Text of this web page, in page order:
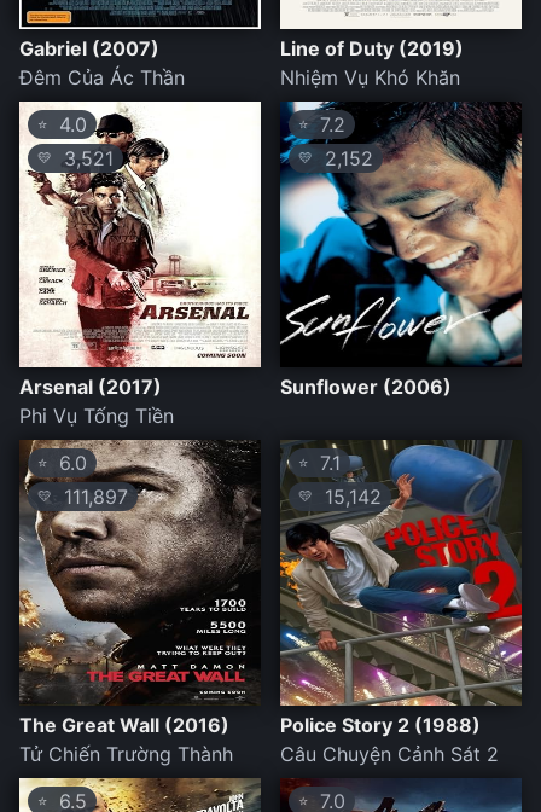
Gabriel (2007)
Đêm Của Ác Thần
Line of Duty (2019)
Nhiệm Vụ Khó Khăn
⭐ 4.0
💛 3,521
Arsenal (2017)
Phi Vụ Tống Tiền
⭐ 7.2
💛 2,152
Sunflower (2006)
⭐ 6.0
💛 111,897
The Great Wall (2016)
Tử Chiến Trường Thành
⭐ 7.1
💛 15,142
Police Story 2 (1988)
Câu Chuyện Cảnh Sát 2
⭐ 6.5 ⭐ 7.0